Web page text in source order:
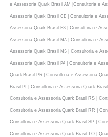
e Assessoria Quark Brasil AM |Consultoria e
Assessoria Quark Brasil CE | Consultoria e
Assessoria Quark Brasil ES | Consultoria e
Assessoria Quark Brasil MA | Consultoria e
Assessoria Quark Brasil MS | Consultoria e
Assessoria Quark Brasil PA | Consultoria e
Quark Brasil PR | Consultoria e Assessoria
Brasil PI | Consultoria e Assessoria Quark
Consultoria e Assessoria Quark Brasil RS |
Consultoria e Assessoria Quark Brasil RR |
Consultoria e Assessoria Quark Brasil SP |
Consultoria e Assessoria Quark Brasil TO |